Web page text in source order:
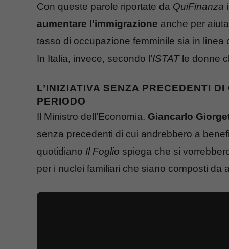
Con queste parole riportate da QuiFinanza
aumentare l’immigrazione anche per
tasso di occupazione femminile sia in
In Italia, invece, secondo l’ISTATle donne
L’INIZIATIVA SENZA PRECEDENTI
PERIODO
Il Ministro dell’Economia, Giancarlo
senza precedenti di cui andrebbero a
quotidiano Il Foglio spiega che si
per i nuclei familiari che siano composti da